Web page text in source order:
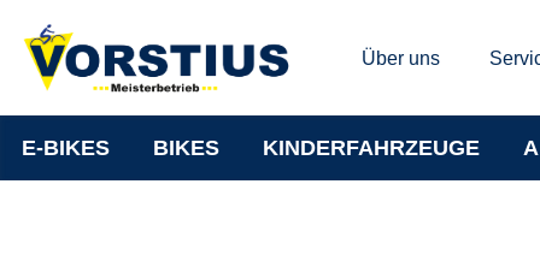
Über uns
E-BIKES BIKES KINDERFAHRZEUGE